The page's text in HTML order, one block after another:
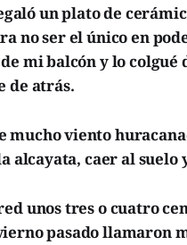
un plato de
no ser el único en
mi balcón y lo colgué
de atrás.
viento
alcayata, caer al suelo
unos tres o cuatro
pasado llamaron